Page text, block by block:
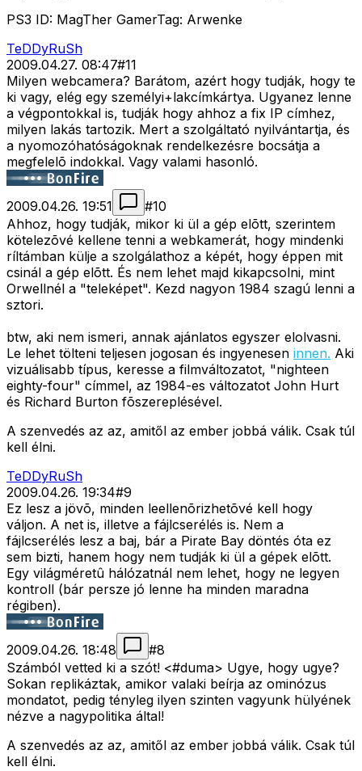
PS3 ID: MagTher GamerTag: Arwenke
TeDDyRuSh
2009.04.27. 08:47#11
Milyen webcamera? Barátom, azért hogy tudják, hogy te
ki vagy, elég egy személyi+lakcímkártya. Ugyanez lenne
a végpontokkal is, tudják hogy ahhoz a fix IP címhez,
milyen lakás tartozik. Mert a szolgáltató nyilvántartja, és
a nyomozóhatóságoknak rendelkezésre bocsátja a
megfelelõ indokkal. Vagy valami hasonló.
2009.04.26. 19:51 #10
Ahhoz, hogy tudják, mikor ki ül a gép elõtt, szerintem
kötelezõvé kellene tenni a webkamerát, hogy mindenki
ríltámban külje a szolgálathoz a képét, hogy éppen mit
csinál a gép elõtt. És nem lehet majd kikapcsolni, mint
Orwellnél a "teleképet". Kezd nagyon 1984 szagú lenni a
sztori.
btw, aki nem ismeri, annak ajánlatos egyszer elolvasni.
Le lehet tölteni teljesen jogosan és ingyenesen innen. Aki
vizuálisabb típus, keresse a filmváltozatot, "nighteen
eighty-four" címmel, az 1984-es változatot John Hurt
és Richard Burton fõszereplésével.
A szenvedés az az, amitől az ember jobbá válik. Csak túl
kell élni.
TeDDyRuSh
2009.04.26. 19:34#9
Ez lesz a jövõ, minden leellenõrizhetõvé kell hogy
váljon. A net is, illetve a fájlcserélés is. Nem a
fájlcserélés lesz a baj, bár a Pirate Bay döntés óta ez
sem bizti, hanem hogy nem tudják ki ül a gépek elõtt.
Egy világméretû hálózatnál nem lehet, hogy ne legyen
kontroll (bár persze jó lenne ha minden maradna
régiben).
2009.04.26. 18:48 #8
Számból vetted ki a szót! <#duma> Ugye, hogy ugye?
Sokan replikáztak, amikor valaki beírja az ominózus
mondatot, pedig tényleg ilyen szinten vagyunk hülyének
nézve a nagypolitika által!
A szenvedés az az, amitől az ember jobbá válik. Csak túl
kell élni.